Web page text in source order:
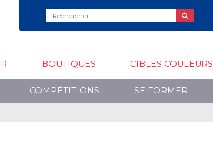
BOUTIQUES CIBLES COULEURS
COMPÉTITIONS SE FORMER